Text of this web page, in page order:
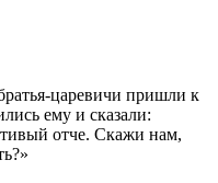
царевичи пришли к
ему и сказали:
отче. Скажи нам,